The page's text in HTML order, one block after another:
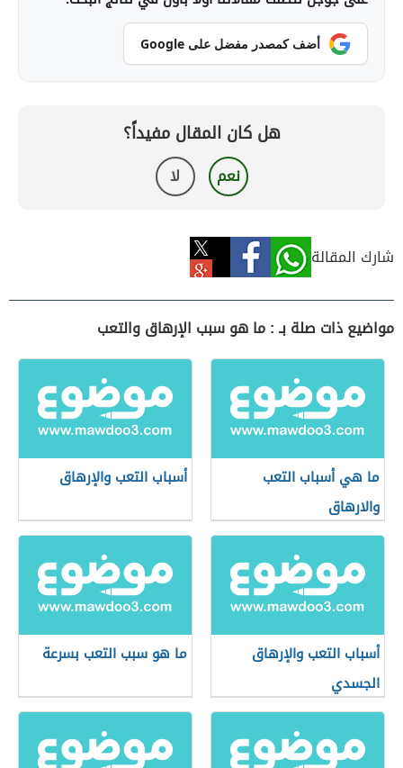
أضف كمصدر مفضل على Google
هل كان المقال مفيداً؟
نعم لا
شارك المقالة
مواضيع ذات صلة بـ : ما هو سبب الإرهاق والتعب
ما هي أسباب التعب
والارهاق
أسباب التعب والإرهاق
أسباب التعب والإرهاق
الجسدي
ما هو سبب التعب بسرعة